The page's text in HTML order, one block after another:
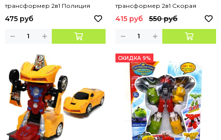
трансформер 2в1 Полиция
475 руб
трансформер 2в1 Скорая
помощь
415 руб 550 руб
СКИДКА 9%